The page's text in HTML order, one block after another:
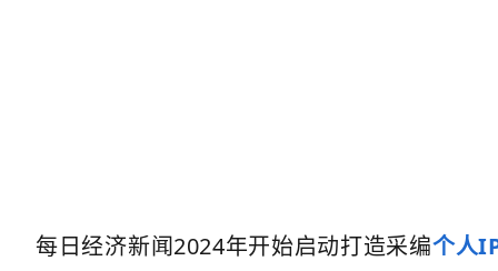
每日经济新闻2024年开始启动打造采编个人